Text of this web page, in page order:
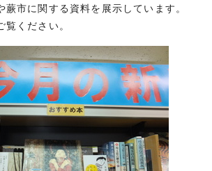
蕨市に関する資料を展示しています。
ください。